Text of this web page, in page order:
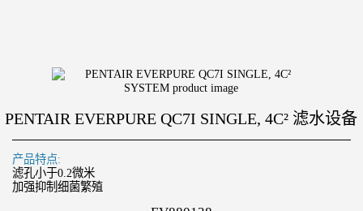
PENTAIR EVERPURE QC7I SINGLE, 4C² 滤水设备
产品特点:
滤孔小于0.2微米
加强抑制细菌繁殖